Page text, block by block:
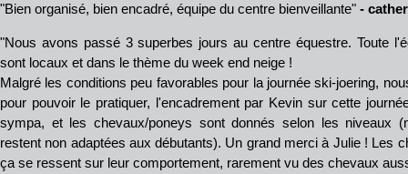
"Bien organisé, bien encadré, équipe du centre bienveillante" -
"Nous avons passé 3 superbes jours au centre équestre. Toute
sont locaux et dans le thème du week end neige !
Malgré les conditions peu favorables pour la journée ski-joering,
pour pouvoir le pratiquer, l'encadrement par Kevin sur cette
sympa, et les chevaux/poneys sont donnés selon les niveaux
restent non adaptées aux débutants). Un grand merci à Julie ! Les
ça se ressent sur leur comportement, rarement vu des chevaux